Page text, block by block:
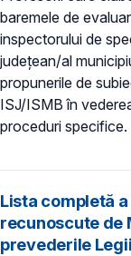
baremele de
inspectorului de
județean/al
propunerile de
ISJ/ISMB în
proceduri specifice.
Lista completă
recunoscute de
prevederile